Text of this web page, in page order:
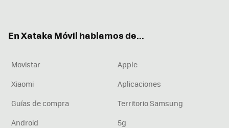
En Xataka Móvil hablamos de...
Movistar
Apple
Xiaomi
Aplicaciones
Guías de compra
Territorio Samsung
Android
5g